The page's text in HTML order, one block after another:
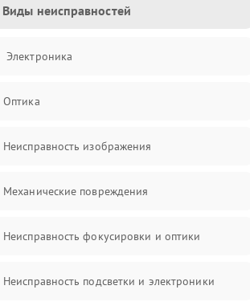
Виды неисправностей
Электроника
Оптика
Неисправность изображения
Механические повреждения
Неисправность фокусировки и оптики
Неисправность подсветки и электроники